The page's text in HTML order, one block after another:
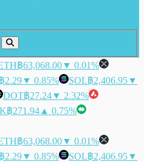
฿63,068.00▼ 0.01%
฿2.29▼ 0.85% SOL฿2,406.95▼
DOT฿27.24▼ 2.32%
฿271.94 ▲ 0.75%
฿63,068.00▼ 0.01%
฿2.29▼ 0.85% SOL฿2,406.95▼